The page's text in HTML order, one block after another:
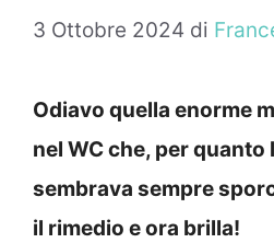
3 Ottobre 2024 di
Odiavo quella enorme
nel WC che, per quanto
sembrava sempre
il rimedio e ora brilla!